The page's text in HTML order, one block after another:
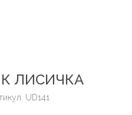
ЛИСИЧКА
UD141